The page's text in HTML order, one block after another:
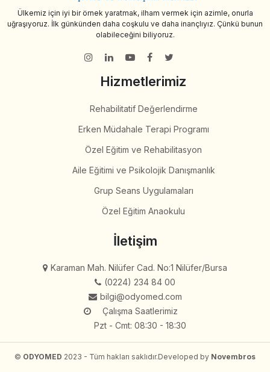
Ülkemiz için iyi bir örnek yaratmak, ilham vermek için azimle, onurla
uğraşıyoruz. İlk günkünden daha coşkulu ve daha inançlıyız. Çünkü bunun
olabileceğini biliyoruz.
Hizmetlerimiz
Rehabilitatif Değerlendirme
Erken Müdahale Terapi Programı
Özel Eğitim ve Rehabilitasyon
Aile Eğitimi ve Psikolojik Danışmanlık
Grup Seans Uygulamaları
Özel Eğitim Anaokulu
İletişim
Karaman Mah. Nilüfer Cad. No:1 Nilüfer/Bursa
(0224) 234 84 00
bilgi@odyomed.com
Çalışma Saatlerimiz
Pzt - Cmt: 08:30 - 18:30
© ODYOMED 2023 - Tüm hakları saklıdır. Developed by Novembros